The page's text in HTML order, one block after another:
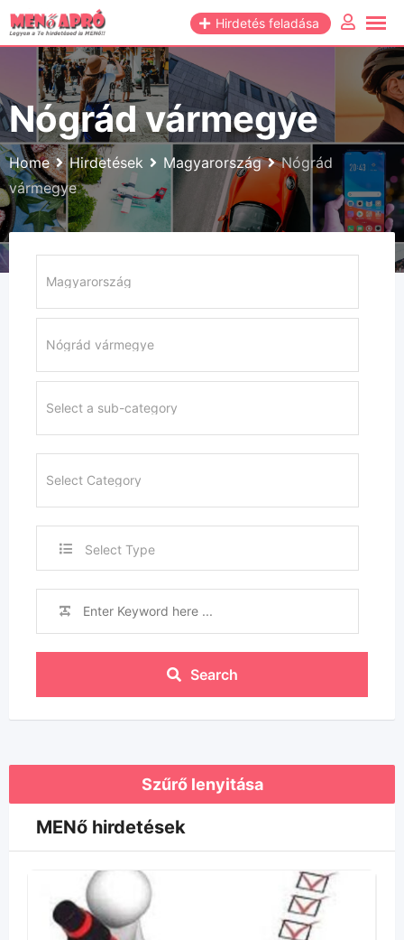
Skip
to
content
Hirdetés feladása
Nógrád vármegye
Home Hirdetések Magyarország
Nógrád
vármegye
Select Type
Search
Szűrő lenyitása
MENő hirdetések